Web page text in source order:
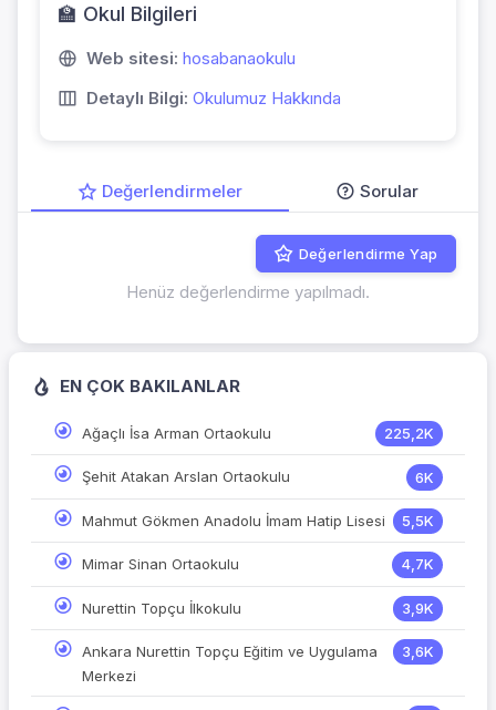
🏫 Okul Bilgileri
Web sitesi: hosabanaokulu
Detaylı Bilgi: Okulumuz Hakkında
Değerlendirmeler Sorular
Değerlendirme Yap
Henüz değerlendirme yapılmadı.
EN ÇOK BAKILANLAR
Ağaçlı İsa Arman Ortaokulu 225,2K
Şehit Atakan Arslan Ortaokulu 6K
Mahmut Gökmen Anadolu İmam Hatip Lisesi 5,5K
Mimar Sinan Ortaokulu 4,7K
Nurettin Topçu İlkokulu 3,9K
Ankara Nurettin Topçu Eğitim ve Uygulama
Merkezi
3,6K